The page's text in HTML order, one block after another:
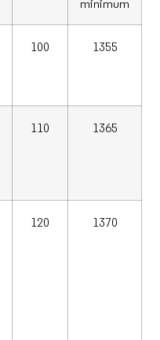
minimum
100 1355
110 1365
120 1370